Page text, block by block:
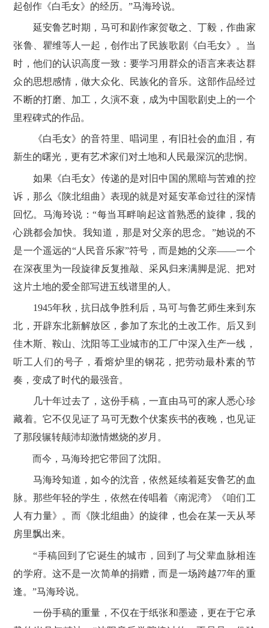
起创作《白毛女》的经历。”马海玲说。
延安鲁艺时期，马可和剧作家贺敬之、丁毅，作曲家
张鲁、瞿维等人一起，创作出了民族歌剧《白毛女》。当
时，他们的认识高度一致：要学习用群众的语言来表达群
众的思想感情，做大众化、民族化的音乐。这部作品经过
不断的打磨、加工，久演不衰，成为中国歌剧史上的一个
里程碑式的作品。
《白毛女》的音符里、唱词里，有旧社会的血泪，有
新生的曙光，更有艺术家们对土地和人民最深沉的悲悯。
如果《白毛女》传递的是对旧中国的黑暗与苦难的控
诉，那么《陕北组曲》表现的就是对延安革命过往的深情
回忆。马海玲说：“每当耳畔响起这首熟悉的旋律，我的
心跳都会加快。我知道，那是对父亲的思念。”她说的不
是一个遥远的“人民音乐家”符号，而是她的父亲——一个
在深夜里为一段旋律反复推敲、采风归来满脚是泥、把对
这片土地的爱全部写进五线谱里的人。
1945年秋，抗日战争胜利后，马可与鲁艺师生来到东
北，开辟东北新解放区，参加了东北的土改工作。后又到
佳木斯、鞍山、沈阳等工业城市的工厂中深入生产一线，
听工人们的号子，看熔炉里的钢花，把劳动最朴素的节
奏，变成了时代的最强音。
几十年过去了，这份手稿，一直由马可的家人悉心珍
藏着。它不仅见证了马可无数个伏案疾书的夜晚，也见证
了那段辗转颠沛却激情燃烧的岁月。
而今，马海玲把它带回了沈阳。
马海玲知道，如今的沈音，依然延续着延安鲁艺的血
脉。那些年轻的学生，依然在传唱着《南泥湾》《咱们工
人有力量》。而《陕北组曲》的旋律，也会在某一天从琴
房里飘出来。
“手稿回到了它诞生的城市，回到了与父辈血脉相连
的学府。这不是一次简单的捐赠，而是一场跨越77年的重
逢。”马海玲说。
一份手稿的重量，不仅在于纸张和墨迹，更在于它承